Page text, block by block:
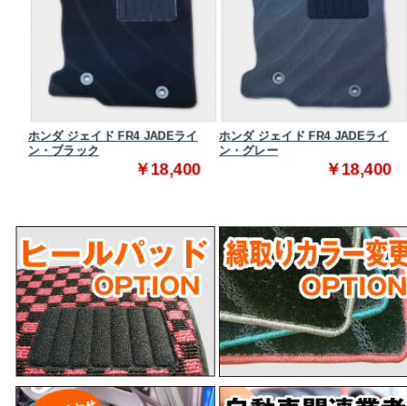
ホンダ ジェイド FR4 JADEライ
ン・ブラック
￥18,400
ホンダ ジェイド FR4 JADEライ
ン・グレー
￥18,400